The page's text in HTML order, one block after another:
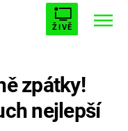
ŽIVĚ
5
zpátky!
nejlepší